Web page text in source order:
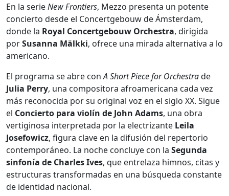
En la serieNew Frontiers, Mezzo presenta un potente
concierto desde el Concertgebouw de Ámsterdam,
donde la Royal Concertgebouw Orchestra, dirigida
porSusanna Mälkki, ofrece una mirada alternativa a lo
americano.
El programa se abre conA Short Piece for Orchestrade
Julia Perry, una compositora afroamericana cada vez
más reconocida por su original voz en el siglo XX. Sigue
el Concierto para violín de John Adams, una obra
vertiginosa interpretada por la electrizante Leila
Josefowicz, figura clave en la difusión del repertorio
contemporáneo. La noche concluye con la Segunda
sinfonía de Charles Ives, que entrelaza himnos, citas y
estructuras transformadas en una búsqueda constante
de identidad nacional.